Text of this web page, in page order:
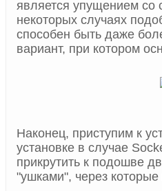
является упущением со
некоторых случаях
способен быть даже
вариант, при котором
Наконец, приступим к
установке в случае
прикрутить к подошве
"ушками", через